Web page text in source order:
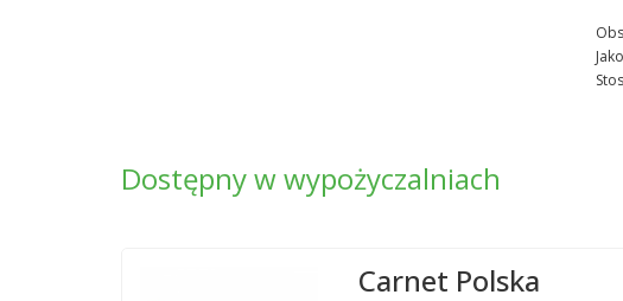
Dostępny w wypożyczalniach
Carnet Polska